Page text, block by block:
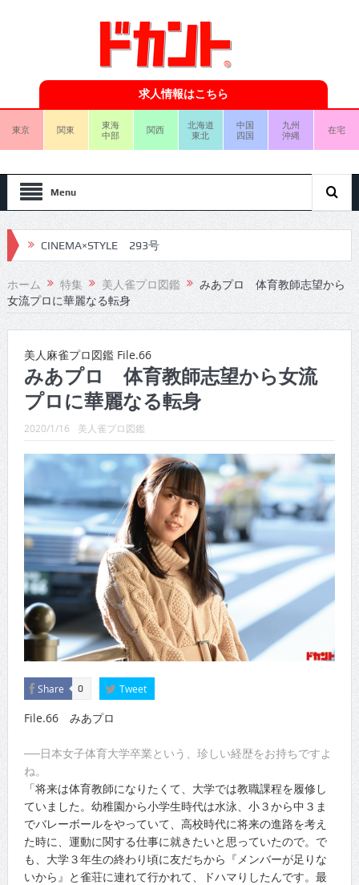
求人情報はこちら
東京 関東
東海
中部
関西
北海道
東北
中国
四国
九州
沖縄
在宅
Menu
CINEMA×STYLE 293号
CINEMA×STYLE 292号
CINEMA×STYLE 291号
CINEMA×STYLE 290号
CINEMA×STYLE 289号
CINEMA×STYLE 288号
CINEMA×STYLE 287号
CINEMA×STYLE 286号
CINEMA×STYLE 285号
CINEMA×STYLE 294号
ホーム 特集 美人雀プロ図鑑
みあプロ 体育教師志望から
女流プロに華麗なる転身
美人麻雀プロ図鑑 File.66
みあプロ 体育教師志望から女流
プロに華麗なる転身
2020/1/16 美人雀プロ図鑑
Share 0 Tweet
File.66 みあプロ
──日本女子体育大学卒業という、珍しい経歴をお持ちですよ
ね。
「将来は体育教師になりたくて、大学では教職課程を履修し
ていました。幼稚園から小学生時代は水泳、小３から中３ま
でバレーボールをやっていて、高校時代に将来の進路を考え
た時に、運動に関する仕事に就きたいと思っていたので。で
も、大学３年生の終わり頃に友だちから『メンバーが足りな
いから』と雀荘に連れて行かれて、ドハマりしたんです。最